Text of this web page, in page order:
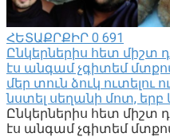
ՀԵՏԱՔՐՔԻՐ 0 691
Ընկերներիս հետ միշտ
էս անգամ չգիտեմ
մեր տուն ձուկ ուտելու
նստել սեղանի մոտ, երբ
Ընկերներիս հետ միշտ
էս անգամ չգիտեմ